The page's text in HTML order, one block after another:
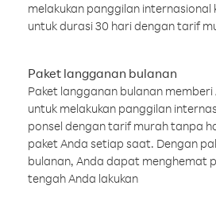
melakukan panggilan internasional
untuk durasi 30 hari dengan tarif
Paket langganan bulanan
Paket langganan bulanan memberi
untuk melakukan panggilan
ponsel dengan tarif murah tanpa
paket Anda setiap saat. Dengan
bulanan, Anda dapat menghemat
tengah Anda lakukan